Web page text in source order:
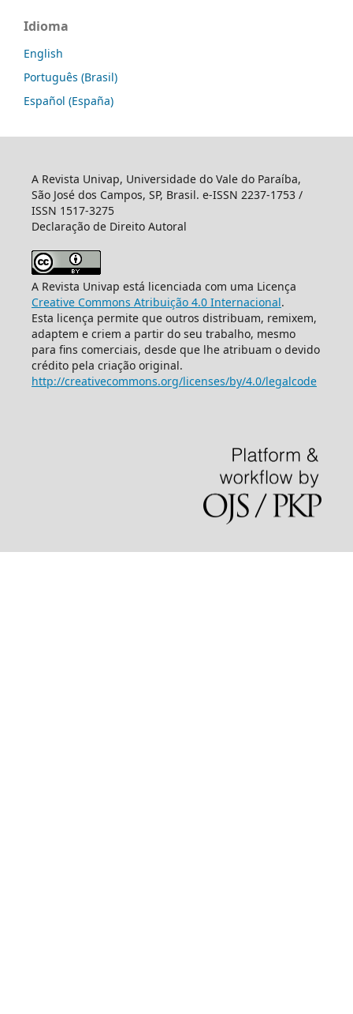
Idioma
English
Português (Brasil)
Español (España)
A Revista Univap, Universidade do Vale do Paraíba,
São José dos Campos, SP, Brasil. e-ISSN 2237-1753 /
ISSN 1517-3275
Declaração de Direito Autoral
A Revista Univap está licenciada com uma Licença
Creative Commons Atribuição 4.0 Internacional.
Esta licença permite que outros distribuam, remixem,
adaptem e criem a partir do seu trabalho, mesmo
para fins comerciais, desde que lhe atribuam o devido
crédito pela criação original.
http://creativecommons.org/licenses/by/4.0/legalcode